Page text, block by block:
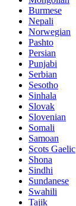
Burmese
Nepali
Norwegian
Pashto
Persian
Punjabi
Serbian
Sesotho
Sinhala
Slovak
Slovenian
Somali
Samoan
Scots Gaelic
Shona
Sindhi
Sundanese
Swahili
Tajik